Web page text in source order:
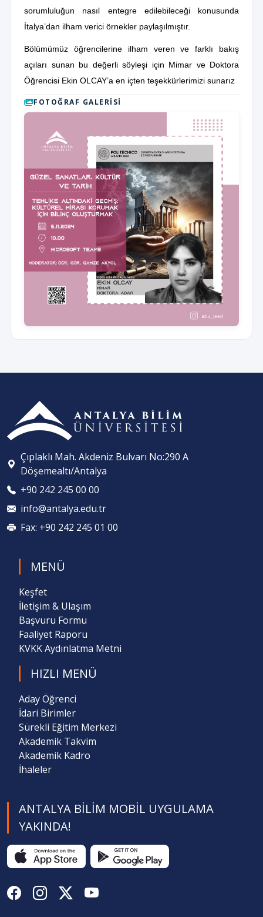
sorumluluğun nasıl entegre edilebileceği konusunda
İtalya’dan ilham verici örnekler paylaşılmıştır.
Bölümümüz öğrencilerine ilham veren ve farklı bakış
açıları sunan bu değerli söyleşi için Mimar ve Doktora
Öğrencisi Ekin OLCAY’a en içten teşekkürlerimizi sunarız
FOTOĞRAF GALERISI
Çıplaklı Mah. Akdeniz Bulvarı No:290 A
Döşemealtı/Antalya
+90 242 245 00 00
info@antalya.edu.tr
Fax: +90 242 245 01 00
MENÜ
Keşfet
İletişim & Ulaşım
Başvuru Formu
Faaliyet Raporu
KVKK Aydınlatma Metni
HIZLI MENÜ
Aday Öğrenci
İdari Birimler
Sürekli Eğitim Merkezi
Akademik Takvim
Akademik Kadro
İhaleler
ANTALYA BILIM MOBIL UYGULAMA
YAKINDA!